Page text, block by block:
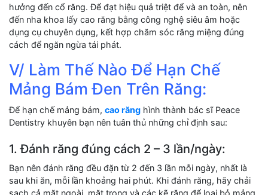
hưởng đến cổ răng. Để đạt hiệu quả triệt để và an toàn, nên
đến nha khoa lấy cao răng bằng công nghệ siêu âm hoặc
dụng cụ chuyên dụng, kết hợp chăm sóc răng miệng đúng
cách để ngăn ngừa tái phát.
V/ Làm Thế Nào Để Hạn Chế
Mảng Bám Đen Trên Răng:
Để hạn chế mảng bám, cao răng hình thành bác sĩ Peace
Dentistry khuyên bạn nên tuân thủ những chỉ định sau:
1. Đánh răng đúng cách 2 – 3 lần/ngày:
Bạn nên đánh răng đều đặn từ 2 đến 3 lần mỗi ngày, nhất là
sau khi ăn, mỗi lần khoảng hai phút. Khi đánh răng, hãy chải
sạch cả mặt ngoài, mặt trong và các kẽ răng để loại bỏ mảng